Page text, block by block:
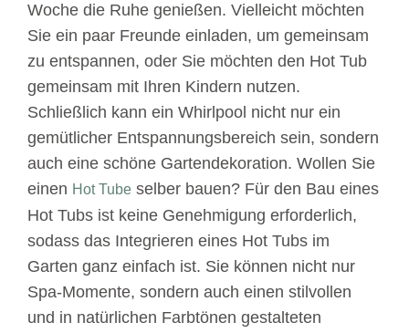
Woche die Ruhe genießen. Vielleicht möchten
Sie ein paar Freunde einladen, um gemeinsam
zu entspannen, oder Sie möchten den Hot Tub
gemeinsam mit Ihren Kindern nutzen.
Schließlich kann ein Whirlpool nicht nur ein
gemütlicher Entspannungsbereich sein, sondern
auch eine schöne Gartendekoration. Wollen Sie
einen Hot Tube selber bauen? Für den Bau eines
Hot Tubs ist keine Genehmigung erforderlich,
sodass das Integrieren eines Hot Tubs im
Garten ganz einfach ist. Sie können nicht nur
Spa-Momente, sondern auch einen stilvollen
und in natürlichen Farbtönen gestalteten